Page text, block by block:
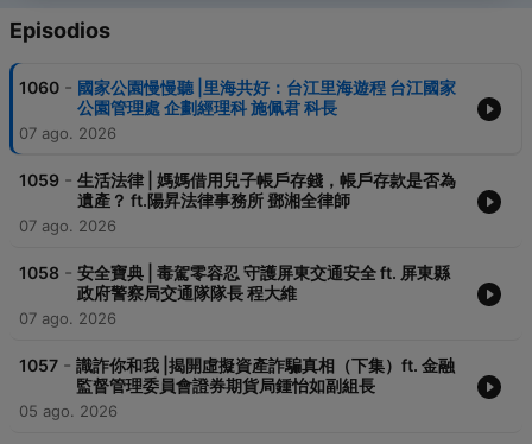
邀請現職警員分享最專業的資訊、真實的案例，讓您為自己與親友
的安全把關
[消費乎你知] 主持人：Jacky
邀請消基會專家學者分享各種消費者權益知識，讓您聰明消費不吃
虧
此外也會不定時推出各領域特別節目！
Powered byFirstory Hosting
Episodios
1060 - 國家公園慢慢聽 |里海共好：台江里海遊程 台江國家
公園管理處 企劃經理科 施佩君 科長
07 ago. 2026
1059 - 生活法律 | 媽媽借用兒子帳戶存錢，帳戶存款是否為
遺產？ ft.陽昇法律事務所 鄧湘全律師
07 ago. 2026
1058 - 安全寶典 | 毒駕零容忍 守護屏東交通安全 ft. 屏東縣
政府警察局交通隊隊長 程大維
07 ago. 2026
1057 - 識詐你和我 |揭開虛擬資產詐騙真相（下集）ft. 金融
監督管理委員會證券期貨局鍾怡如副組長
05 ago. 2026